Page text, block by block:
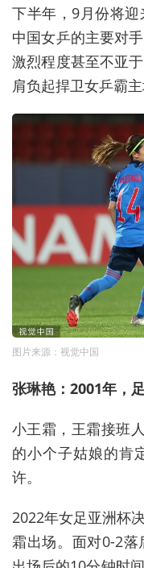
下半年，9月份将迎
中国女乒的主要对
激烈程度甚至不亚
肩负起捍卫女乒霸主
图片来源：视觉中国
张琳艳：2001年，
小王霜，王霜接班
的小个子姑娘的肯
许。
2022年女足亚洲杯
霜出场。面对0-2